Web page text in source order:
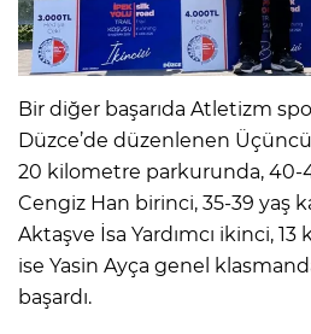
Bir diğer başarıda Atletizm
Düzce’de düzenlenen
20 kilometre parkurunda, 40-
Cengiz Han birinci, 35-39 yaş
Aktaşve İsa Yardımcı ikinci,
ise Yasin Ayça genel
başardı.